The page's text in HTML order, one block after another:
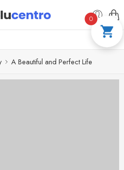
COMPRA 100 %
A Beautiful and Perfect Life
0